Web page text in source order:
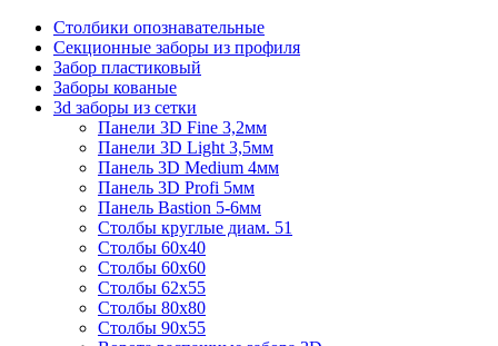
Столбики опознавательные
Секционные заборы из профиля
Забор пластиковый
Заборы кованые
3d заборы из сетки
Панели 3D Fine 3,2мм
Панели 3D Light 3,5мм
Панель 3D Medium 4мм
Панель 3D Profi 5мм
Панель Bastion 5-6мм
Столбы круглые диам. 51
Столбы 60х40
Столбы 60х60
Столбы 62х55
Столбы 80х80
Столбы 90х55